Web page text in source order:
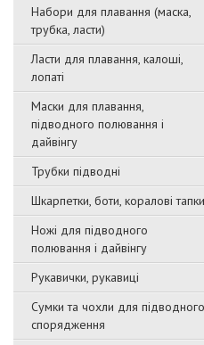
Набори для плавання (маска,
трубка, ласти)
Ласти для плавання, калоші,
лопаті
Маски для плавання,
підводного полювання і
дайвінгу
Трубки підводні
Шкарпетки, боти, коралові тапки
Ножі для підводного
полювання і дайвінгу
Рукавички, рукавиці
Сумки та чохли для підводного
спорядження